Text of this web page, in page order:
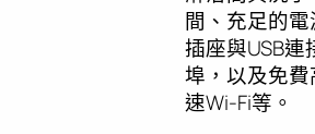
間、充足的電
插座與USB連
埠，以及免費
速Wi-Fi等。